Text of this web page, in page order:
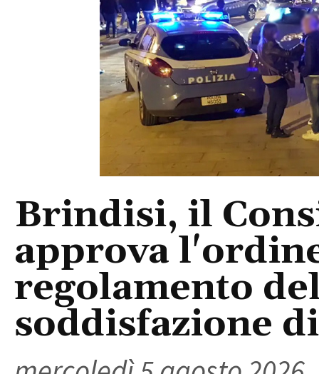
Brindisi, il
approva
regolamento
soddisfazione